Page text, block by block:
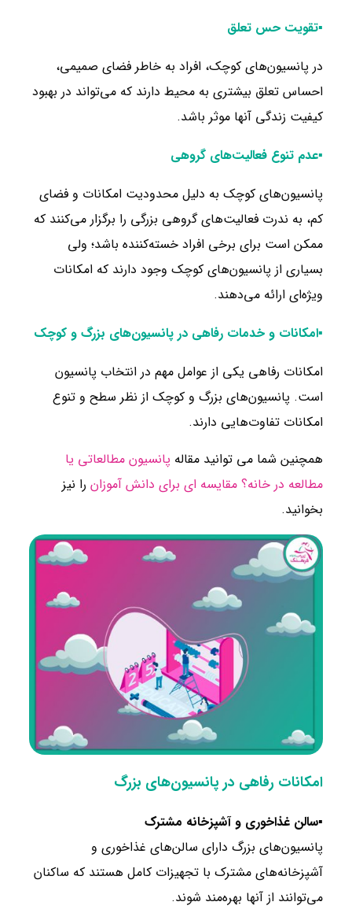
▪تقویت حس تعلق
در پانسیون‌های کوچک، افراد به خاطر فضای صمیمی،
احساس تعلق بیشتری به محیط دارند که می‌تواند در بهبود
کیفیت زندگی آنها موثر باشد.
▪عدم تنوع فعالیت‌های گروهی
پانسیون‌های کوچک به دلیل محدودیت امکانات و فضای
کم، به ندرت فعالیت‌های گروهی بزرگی را برگزار می‌کنند که
ممکن است برای برخی افراد خسته‌کننده باشد؛ ولی
بسیاری از پانسیون‌های کوچک وجود دارند که امکانات
ویژه‌ای ارائه می‌دهند.
▪امکانات و خدمات رفاهی در پانسیون‌های بزرگ و کوچک
امکانات رفاهی یکی از عوامل مهم در انتخاب پانسیون
است. پانسیون‌های بزرگ و کوچک از نظر سطح و تنوع
امکانات تفاوت‌هایی دارند.
همچنین شما می توانید مقاله پانسیون مطالعاتی یا
مطالعه در خانه؟ مقایسه ای برای دانش آموزانرا نیز
بخوانید.
امکانات رفاهی در پانسیون‌های بزرگ
▪سالن غذاخوری و آشپزخانه مشترک
پانسیون‌های بزرگ دارای سالن‌های غذاخوری و
آشپزخانه‌های مشترک با تجهیزات کامل هستند که ساکنان
می‌توانند از آنها بهره‌مند شوند.